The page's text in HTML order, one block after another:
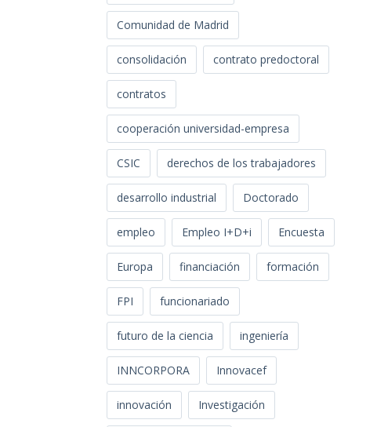
Comunidad de Madrid
consolidación contrato predoctoral
contratos
cooperación universidad-empresa
CSIC derechos de los trabajadores
desarrollo industrial Doctorado
empleo Empleo I+D+i Encuesta
Europa financiación formación
FPI funcionariado
futuro de la ciencia ingeniería
INNCORPORA Innovacef
innovación Investigación